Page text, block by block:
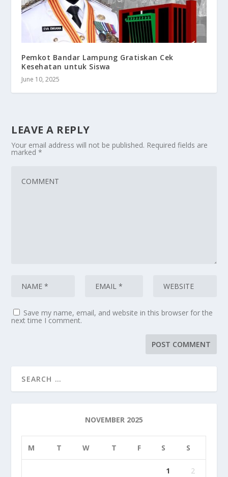
Pemkot Bandar Lampung Gratiskan Cek
Kesehatan untuk Siswa
June 10, 2025
LEAVE A REPLY
Your email address will not be published. Required fields are
marked*
Save my name, email, and website in this browser for the
next time I comment.
NOVEMBER 2025
M T W T F S S
1 2